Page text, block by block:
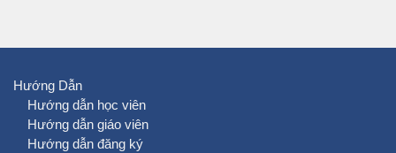
Hướng Dẫn
Hướng dẫn học viên
Hướng dẫn giáo viên
Hướng dẫn đăng ký